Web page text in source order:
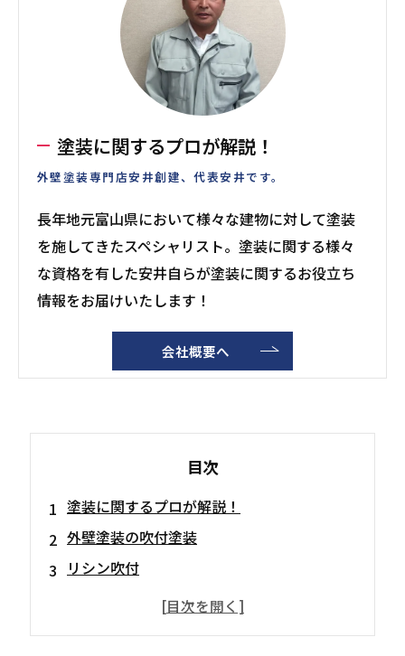
塗装に関するプロが解説！
外壁塗装専門店安井創建、代表安井です。
長年地元富山県において様々な建物に対して塗装
を施してきたスペシャリスト。塗装に関する様々
な資格を有した安井自らが塗装に関するお役立ち
情報をお届けいたします！
会社概要へ
目次
塗装に関するプロが解説！
外壁塗装の吹付塗装
リシン吹付
吹付タイル（スタッコ）